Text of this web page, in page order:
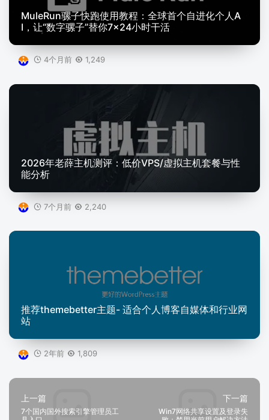
MuleRun骡子快跑使用教程：全球首个自进化个人A
I，让“数字骡子”替你7×24小时干活
4个月前 1,249
2026年老薛主机测评：低价VPS/虚拟主机套餐与性
能分析
7个月前 2,240
推荐themebetter主题- 适合个人博客自媒体和行业网
站
2年前 1,809
上一篇
7个国内国外搜索引擎管理员工
下一篇
Win7网络共享设置及登录失